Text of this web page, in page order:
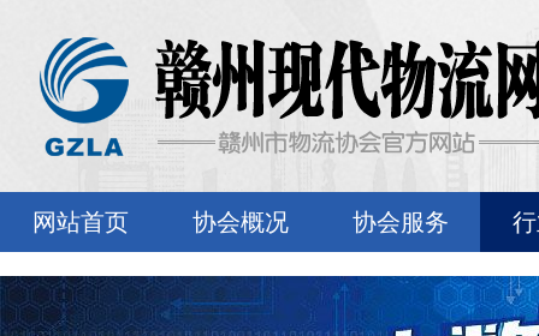
网站首页 协会概况 协会服务